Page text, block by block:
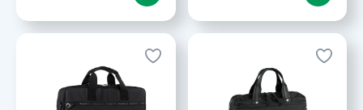
Портфель мужской
BUGATTI Blanc Delight,
чёрный, нейлон RPET600D/
тарпаулин/полиэстер,
40х10х29 см
Сумка-портфель BUGATTI
Contratempo 13, чёрная,
нейлон, 38х10х28 см, 9 л
Артикул 49824801